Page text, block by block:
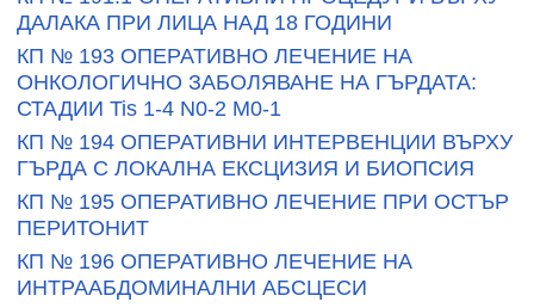
ДАЛАКА ПРИ ЛИЦА НАД 18 ГОДИНИ
КП № 193 ОПЕРАТИВНО ЛЕЧЕНИЕ НА
ОНКОЛОГИЧНО ЗАБОЛЯВАНЕ НА ГЪРДАТА:
СТАДИИ Tis 1-4 N0-2 M0-1
КП № 194 ОПЕРАТИВНИ ИНТЕРВЕНЦИИ ВЪРХУ
ГЪРДА С ЛОКАЛНА ЕКСЦИЗИЯ И БИОПСИЯ
КП № 195 ОПЕРАТИВНО ЛЕЧЕНИЕ ПРИ ОСТЪР
ПЕРИТОНИТ
КП № 196 ОПЕРАТИВНО ЛЕЧЕНИЕ НА
ИНТРААБДОМИНАЛНИ АБСЦЕСИ